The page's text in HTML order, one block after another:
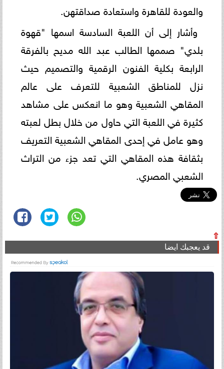
والعودة للقاهرة واستعادة صداقتهن.
وأشار إلى أن اللعبة السادسة اسمها "قهوة
بلدي" صممها الطالب عبد الله مديح بالفرقة
الرابعة بكلية الفنون الرقمية والتصميم حيث
نزل للمناطق الشعبية للتعرف على عالم
المقاهي الشعبية وهو ما انعكس على مشاهد
كثيرة في اللعبة التي حاول من خلال بطل لعبته
وهو عامل في إحدى المقاهي الشعبية التعريف
بثقافة هذه المقاهي التي تعد جزء من التراث
الشعبي المصري.
⇧
قد يعجبك ايضا